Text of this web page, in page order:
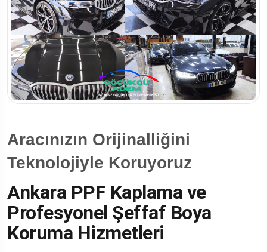
Aracınızın Orijinalliğini
Teknolojiyle Koruyoruz
Ankara PPF Kaplama ve
Profesyonel Şeffaf Boya
Koruma Hizmetleri